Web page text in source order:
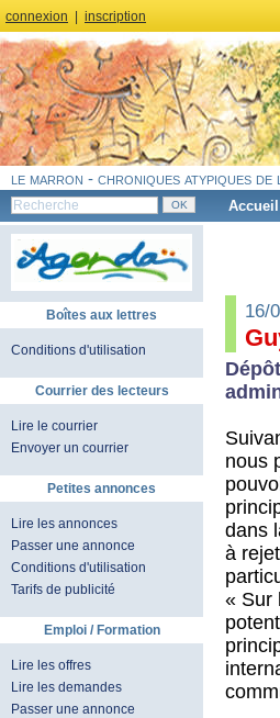
connexion inscription
le marron - chroniques atypiques de
Accueil
Boîtes aux lettres
Conditions d'utilisation
Courrier des lecteurs
Lire le courrier
Envoyer un courrier
Petites annonces
Lire les annonces
Passer une annonce
Conditions d'utilisation
Tarifs de publicité
Emploi / Formation
Lire les offres
Lire les demandes
Passer une annonce
16/
nous
dans
à
« Sur